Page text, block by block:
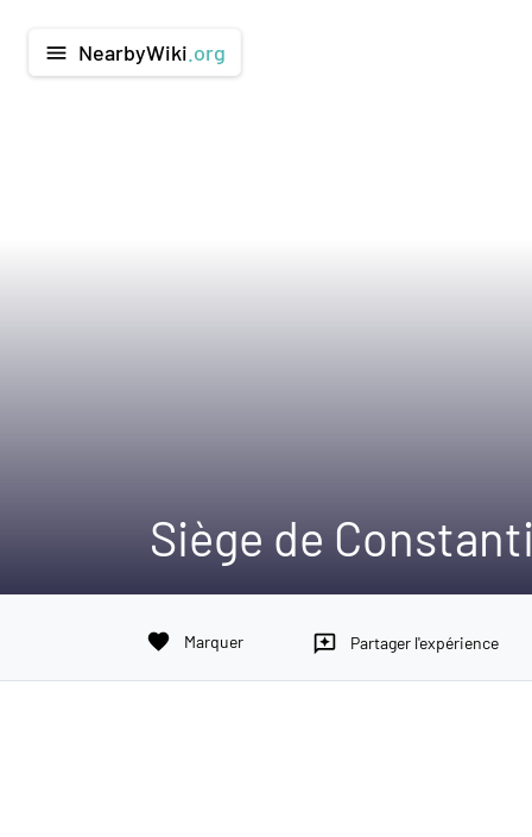
menu NearbyWiki .org
Siège de
favorite Marquer reviews Partager l'expérience